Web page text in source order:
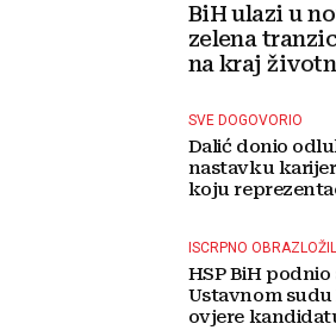
BiH ulazi u
zelena
na kraj
SVE DOGOVORIO
Dalić donio
nastavku
koju
ISCRPNO
HSP BiH
Ustavnom
ovjere